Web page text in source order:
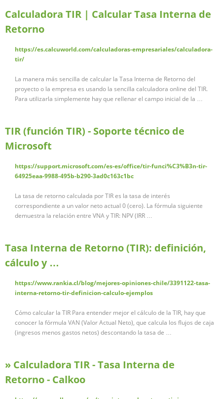
Calculadora TIR | Calcular Tasa Interna de
Retorno
https://es.calcuworld.com/calculadoras-empresariales/calculadora-
tir/
La manera más sencilla de calcular la Tasa Interna de Retorno del
proyecto o la empresa es usando la sencilla calculadora online del TIR.
Para utilizarla simplemente hay que rellenar el campo inicial de la …
TIR (función TIR) - Soporte técnico de
Microsoft
https://support.microsoft.com/es-es/office/tir-funci%C3%B3n-tir-
64925eaa-9988-495b-b290-3ad0c163c1bc
La tasa de retorno calculada por TIR es la tasa de interés
correspondiente a un valor neto actual 0 (cero). La fórmula siguiente
demuestra la relación entre VNA y TIR: NPV (IRR …
Tasa Interna de Retorno (TIR): definición,
cálculo y …
https://www.rankia.cl/blog/mejores-opiniones-chile/3391122-tasa-
interna-retorno-tir-definicion-calculo-ejemplos
Cómo calcular la TIR Para entender mejor el cálculo de la TIR, hay que
conocer la fórmula VAN (Valor Actual Neto), que calcula los flujos de caja
(ingresos menos gastos netos) descontando la tasa de …
» Calculadora TIR - Tasa Interna de
Retorno - Calkoo